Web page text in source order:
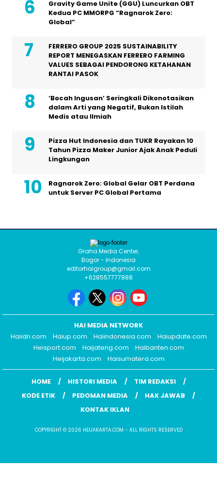
Gravity Game Unite (GGU) Luncurkan OBT
Kedua PC MMORPG “Ragnarok Zero:
Global”
FERRERO GROUP 2025 SUSTAINABILITY
REPORT MENEGASKAN FERRERO FARMING
VALUES SEBAGAI PENDORONG KETAHANAN
RANTAI PASOK
‘Bocah Ingusan’ Seringkali Dikonotasikan
dalam Arti yang Negatif, Bukan Istilah
Medis atau Ilmiah
Pizza Hut Indonesia dan TUKR Rayakan 10
Tahun Pizza Maker Junior Ajak Anak Peduli
Lingkungan
Ragnarok Zero: Global Gelar OBT Perdana
untuk Server PC Global Pertama
Graha Media Center,
Bogor - Indonesia
editorhaigroup@gmail.com
+628557777888
HAI MEDIA NETWORK
Haiidn.com
Haiup.com Haiindonesia.com
Haiupdate.com
Heisport.com
Haijateng.com
Haibanten.com
Heijakarta.com
Haisumatera.com
HOME HISTORI MEDIA
TIM REDAKSI
KODE ETIK
PEDOMAN MEDIA
HAK JAWAB
KONTAK IKLAN
COPYRIGHT © 2026 HEIJAKARTA.COM - ALL RIGHTS RESERVED